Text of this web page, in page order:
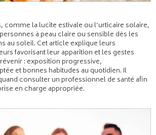
comme la lucite estivale ou l’urticaire solaire,
à peau claire ou sensible dès les
au soleil. Cet article explique leurs
favorisant leur apparition et les gestes
: exposition progressive,
et bonnes habitudes au quotidien. Il
consulter un professionnel de santé afin
en charge appropriée.